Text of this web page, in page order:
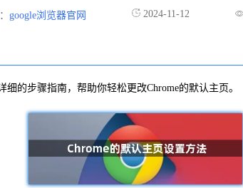
google浏览器官网 2024-11-12
的步骤指南，帮助你轻松更改Chrome的默认主页。